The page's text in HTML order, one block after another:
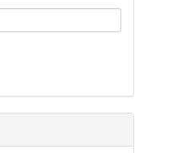
Подробнее >>